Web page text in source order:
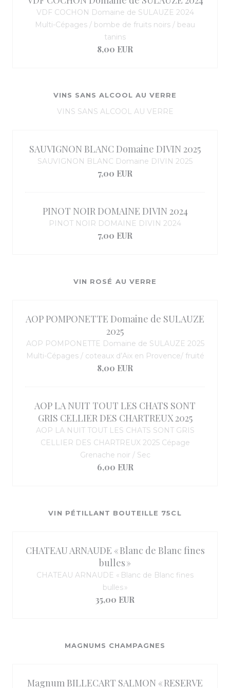
VDF COCHON Domaine de SULAUZE 2024
Multi-Cépages / bombe de fruits noirs / beau
tanins
8,00 EUR
VINS SANS ALCOOL AU VERRE
VINS SANS ALCOOL AU VERRE
SAUVIGNON BLANC Domaine DIVIN 2025
SAUVIGNON BLANC Domaine DIVIN 2025
7,00 EUR
PINOT NOIR DOMAINE DIVIN 2024
PINOT NOIR DOMAINE DIVIN 2024
7,00 EUR
VIN ROSÉ AU VERRE
AOP POMPONETTE Domaine de SULAUZE
2025
AOP POMPONETTE Domaine de SULAUZE 2025
Multi-Cépages / coteaux d’Aix en Provence/ fruité
8,00 EUR
AOP LA NUIT TOUT LES CHATS SONT
GRIS CELLIER DES CHARTREUX 2025
AOP LA NUIT TOUT LES CHATS SONT GRIS
CELLIER DES CHARTREUX 2025 Cépage
Grenache noir / Sec
6,00 EUR
VIN PÉTILLANT BOUTEILLE 75CL
CHATEAU ARNAUDE « Blanc de Blanc fines
bulles »
CHATEAU ARNAUDE « Blanc de Blanc fines
bulles »
35,00 EUR
MAGNUMS CHAMPAGNES
Magnum BILLECART SALMON « RESERVE